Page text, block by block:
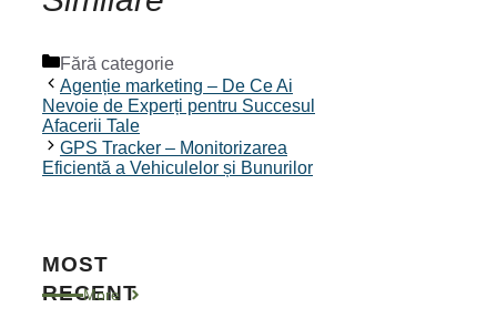
Categorii
Fără categorie
Agenție marketing – De Ce Ai
Nevoie de Experți pentru Succesul
Afacerii Tale
GPS Tracker – Monitorizarea
Eficientă a Vehiculelor și Bunurilor
MOST
RECENT
More